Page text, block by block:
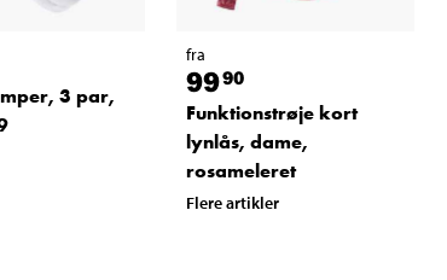
3 par,
fra
9990
Funktionstrøje kort
lynlås, dame,
rosameleret
Flere artikler